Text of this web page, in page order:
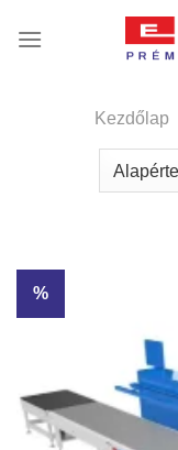
Kezdőlap
%